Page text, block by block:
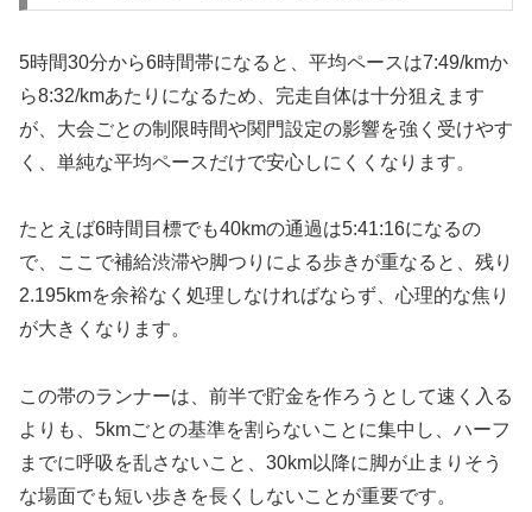
5時間30分から6時間帯になると、平均ペースは7:49/kmか
ら8:32/kmあたりになるため、完走自体は十分狙えます
が、大会ごとの制限時間や関門設定の影響を強く受けやす
く、単純な平均ペースだけで安心しにくくなります。
たとえば6時間目標でも40kmの通過は5:41:16になるの
で、ここで補給渋滞や脚つりによる歩きが重なると、残り
2.195kmを余裕なく処理しなければならず、心理的な焦り
が大きくなります。
この帯のランナーは、前半で貯金を作ろうとして速く入る
よりも、5kmごとの基準を割らないことに集中し、ハーフ
までに呼吸を乱さないこと、30km以降に脚が止まりそう
な場面でも短い歩きを長くしないことが重要です。